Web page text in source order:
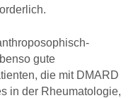
gute
die mit DMARD
in der Rheumatologie,